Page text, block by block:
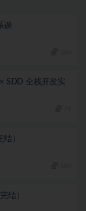
课
SDD 全栈开发实
）
结）